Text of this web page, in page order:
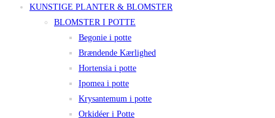
KUNSTIGE PLANTER & BLOMSTER
BLOMSTER I POTTE
Begonie i potte
Brændende Kærlighed
Hortensia i potte
Ipomea i potte
Krysantemum i potte
Orkidéer i Potte